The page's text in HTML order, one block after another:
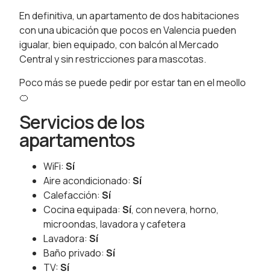
En definitiva, un apartamento de dos habitaciones
con una ubicación que pocos en Valencia pueden
igualar, bien equipado, con balcón al Mercado
Central y sin restricciones para mascotas.
Poco más se puede pedir por estar tan en el meollo
🍊
Servicios de los
apartamentos
WiFi:Sí
Aire acondicionado:Sí
Calefacción:Sí
Cocina equipada:Sí, con nevera, horno,
microondas, lavadora y cafetera
Lavadora:Sí
Baño privado:Sí
TV:Sí